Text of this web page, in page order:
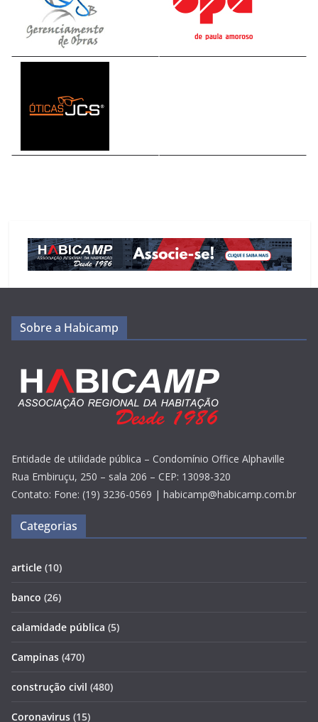
Sobre a Habicamp
Entidade de utilidade pública – Condomínio Office Alphaville
Rua Embiruçu, 250 – sala 206 – CEP: 13098-320
Contato: Fone: (19) 3236-0569 | habicamp@habicamp.com.br
Categorias
article (10)
banco (26)
calamidade pública (5)
Campinas (470)
construção civil (480)
Coronavirus (15)